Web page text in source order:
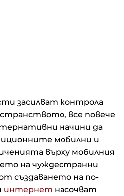
засилват контрола
все повече
начини да
мобилни и
върху мобилния
на чуждестранни
създаването на по-
интернет насочват